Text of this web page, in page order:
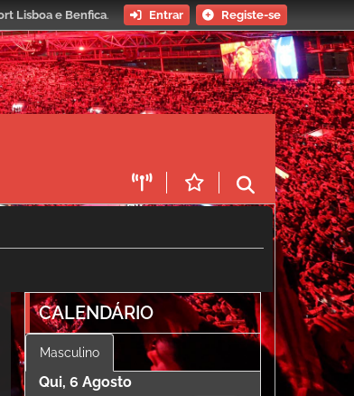
Lisboa e Benfica. Entrar Registe-se
CALENDÁRIO
Masculino
Qui, 6 Agosto